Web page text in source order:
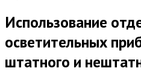
Использование
осветительных
штатного и